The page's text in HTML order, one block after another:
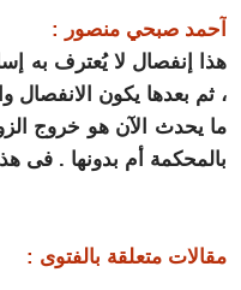
آحمد صبحي منصور :
هذا إنفصال لا يُعترف به
، ثم بعدها يكون الانفصال
ما يحدث الآن هو خروج
بالمحكمة أم بدونها . فى
مقالات متعلقة بالفتوى :